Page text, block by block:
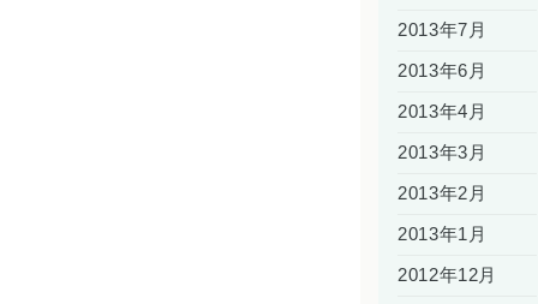
2013年7月
2013年6月
2013年4月
2013年3月
2013年2月
2013年1月
2012年12月